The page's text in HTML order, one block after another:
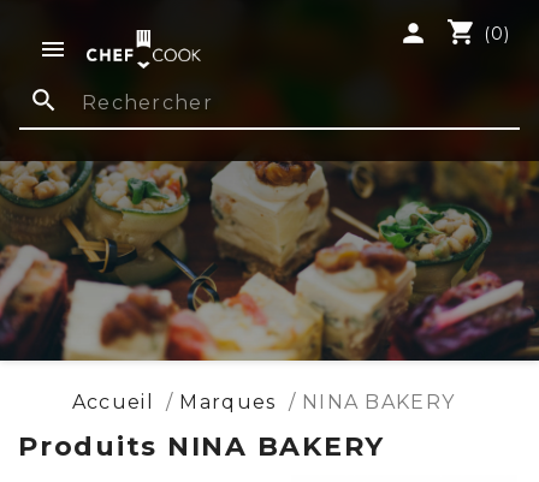

shopping_cart (0)
person
search
Accueil Marques NINA BAKERY
Produits NINA BAKERY